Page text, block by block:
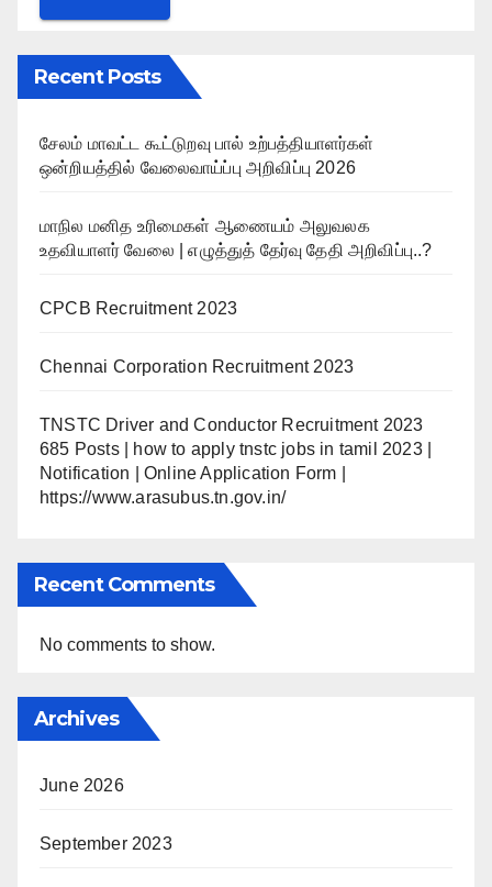
Recent Posts
சேலம் மாவட்ட கூட்டுறவு பால் உற்பத்தியாளர்கள்
ஒன்றியத்தில் வேலைவாய்ப்பு அறிவிப்பு 2026
மாநில மனித உரிமைகள் ஆணையம் அலுவலக
உதவியாளர் வேலை | எழுத்துத் தேர்வு தேதி அறிவிப்பு..?
CPCB Recruitment 2023
Chennai Corporation Recruitment 2023
TNSTC Driver and Conductor Recruitment 2023
685 Posts | how to apply tnstc jobs in tamil 2023 |
Notification | Online Application Form |
https://www.arasubus.tn.gov.in/
Recent Comments
No comments to show.
Archives
June 2026
September 2023